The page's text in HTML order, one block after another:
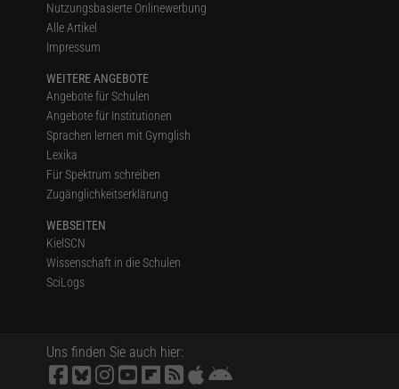
Nutzungsbasierte Onlinewerbung
Alle Artikel
Impressum
WEITERE ANGEBOTE
Angebote für Schulen
Angebote für Institutionen
Sprachen lernen mit Gymglish
Lexika
Für Spektrum schreiben
Zugänglichkeitserklärung
WEBSEITEN
KielSCN
Wissenschaft in die Schulen
SciLogs
Uns finden Sie auch hier: